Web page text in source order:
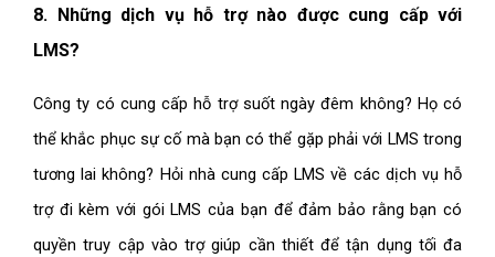
8. Những dịch vụ hỗ trợ nào được cung cấp với
LMS?
Công ty có cung cấp hỗ trợ suốt ngày đêm không? Họ có
thể khắc phục sự cố mà bạn có thể gặp phải với LMS trong
tương lai không? Hỏi nhà cung cấp LMS về các dịch vụ hỗ
trợ đi kèm với gói LMS của bạn để đảm bảo rằng bạn có
quyền truy cập vào trợ giúp cần thiết để tận dụng tối đa